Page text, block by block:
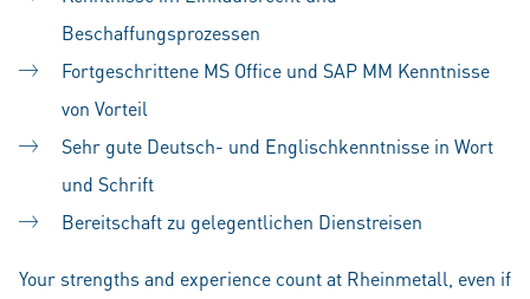
Beschaffungsprozessen
Fortgeschrittene MS Office und SAP MM Kenntnisse
von Vorteil
Sehr gute Deutsch- und Englischkenntnisse in Wort
und Schrift
Bereitschaft zu gelegentlichen Dienstreisen
Your strengths and experience count at Rheinmetall, even if